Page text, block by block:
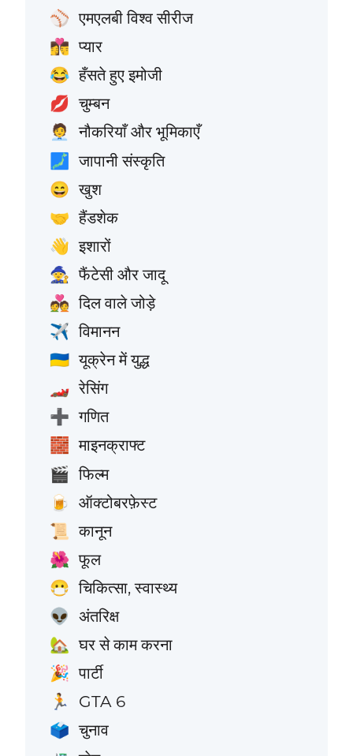
⚾ एमएलबी विश्व सीरीज
👩‍❤️‍💋‍👨 प्यार
😂 हँसते हुए इमोजी
💋 चुम्बन
🧑‍💼 नौकरियाँ और भूमिकाएँ
🗾 जापानी संस्कृति
😄 खुश
🤝 हैंडशेक
👋 इशारों
🧙 फैंटेसी और जादू
💑 दिल वाले जोड़े
✈️ विमानन
🇺🇦 यूक्रेन में युद्ध
🏎️ रेसिंग
➕ गणित
🧱 माइनक्राफ्ट
🎬 फिल्म
🍺 ऑक्टोबरफ़ेस्ट
📜 कानून
🌺 फूल
😷 चिकित्सा, स्वास्थ्य
👽 अंतरिक्ष
🏡 घर से काम करना
🎉 पार्टी
🏃 GTA 6
🗳️ चुनाव